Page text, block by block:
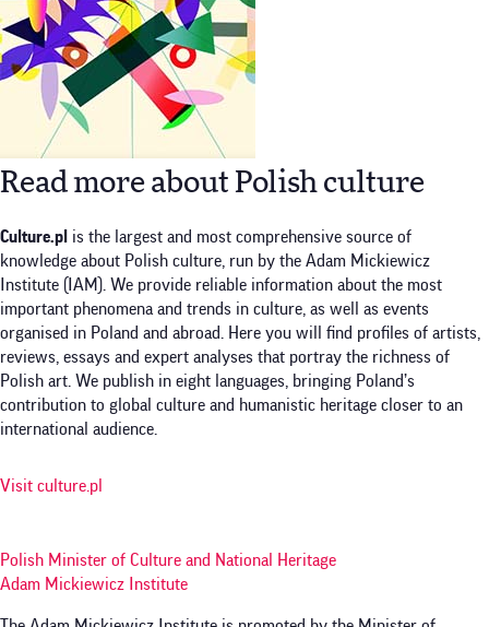
Read more about Polish culture
Culture.pl is the largest and most comprehensive source of
knowledge about Polish culture, run by the Adam Mickiewicz
Institute (IAM). We provide reliable information about the most
important phenomena and trends in culture, as well as events
organised in Poland and abroad. Here you will find profiles of artists,
reviews, essays and expert analyses that portray the richness of
Polish art. We publish in eight languages, bringing Poland’s
contribution to global culture and humanistic heritage closer to an
international audience.
Visit culture.pl
Polish Minister of Culture and National Heritage
Adam Mickiewicz Institute